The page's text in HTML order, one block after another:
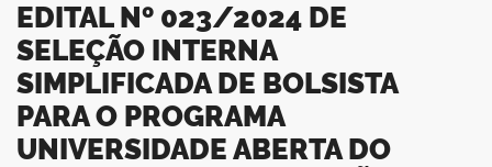
EDITAL Nº 023/2024 DE
SELEÇÃO INTERNA
SIMPLIFICADA DE BOLSISTA
PARA O PROGRAMA
UNIVERSIDADE ABERTA DO